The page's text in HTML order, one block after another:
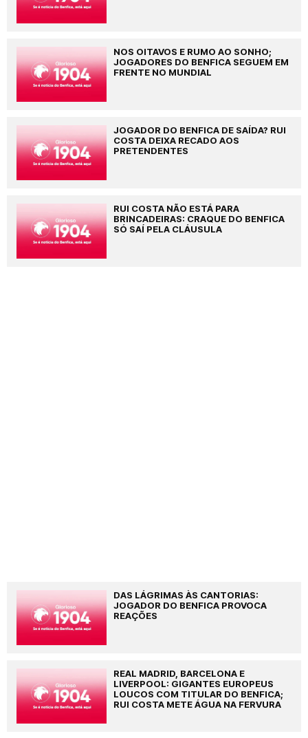
NOS OITAVOS E RUMO AO SONHO;
JOGADORES DO BENFICA SEGUEM EM
FRENTE NO MUNDIAL
JOGADOR DO BENFICA DE SAÍDA? RUI
COSTA DEIXA RECADO AOS
PRETENDENTES
RUI COSTA NÃO ESTÁ PARA
BRINCADEIRAS: CRAQUE DO BENFICA
SÓ SAÍ PELA CLÁUSULA
DAS LÁGRIMAS ÀS CANTORIAS:
JOGADOR DO BENFICA PROVOCA
REAÇÕES
REAL MADRID, BARCELONA E
LIVERPOOL: GIGANTES EUROPEUS
LOUCOS COM TITULAR DO BENFICA;
RUI COSTA METE ÁGUA NA FERVURA